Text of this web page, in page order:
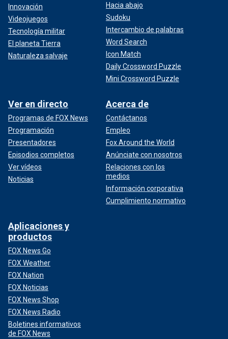
Innovación
Videojuegos
Tecnología militar
El planeta Tierra
Naturaleza salvaje
Hacia abajo
Sudoku
Intercambio de palabras
Word Search
Icon Match
Daily Crossword Puzzle
Mini Crossword Puzzle
Ver en directo
Programas de FOX News
Programación
Presentadores
Episodios completos
Ver vídeos
Noticias
Acerca de
Contáctanos
Empleo
Fox Around the World
Anúnciate con nosotros
Relaciones con los
medios
Información corporativa
Cumplimiento normativo
Aplicaciones y
productos
FOX News Go
FOX Weather
FOX Nation
FOX Noticias
FOX News Shop
FOX News Radio
Boletines informativos
de FOX News